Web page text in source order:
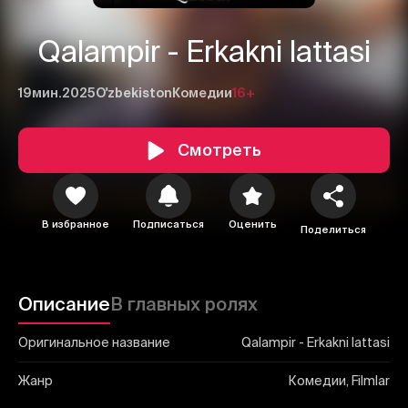
Qalampir - Erkakni lattasi
19мин.2025O'zbekiston Комедии16+
Смотреть
В избранное Подписаться Оценить Поделиться
ОписаниеВ главных ролях
Оригинальное название Qalampir - Erkakni lattasi
Жанр Комедии, Filmlar
1
Отправить
Отменить Авторизоваться